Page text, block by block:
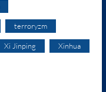
terroryzm
Xi Jinping Xinhua